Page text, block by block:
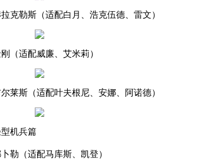
克勒斯（适配白月、浩克伍德、雷文）
（适配威廉、艾米莉）
莱斯（适配叶夫根尼、安娜、阿诺德）
机兵篇
勒（适配马库斯、凯登）